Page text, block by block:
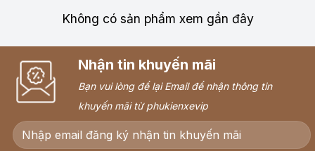
Không có sản phẩm xem gần đây
Nhận tin khuyến mãi
Bạn vui lòng để lại Email để nhận thông tin
khuyến mãi từ phukienxevip